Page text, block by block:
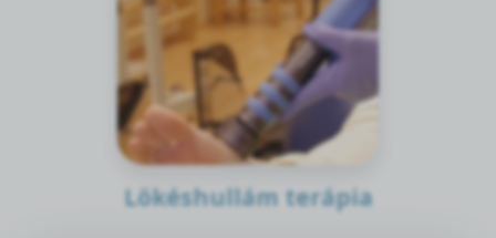
Lökéshullám terápia